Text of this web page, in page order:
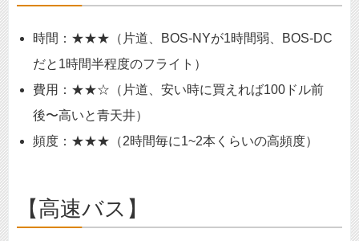
時間：★★★（片道、BOS-NYが1時間弱、BOS-DC
だと1時間半程度のフライト）
費用：★★☆（片道、安い時に買えれば100ドル前
後〜高いと青天井）
頻度：★★★（2時間毎に1~2本くらいの高頻度）
【高速バス】